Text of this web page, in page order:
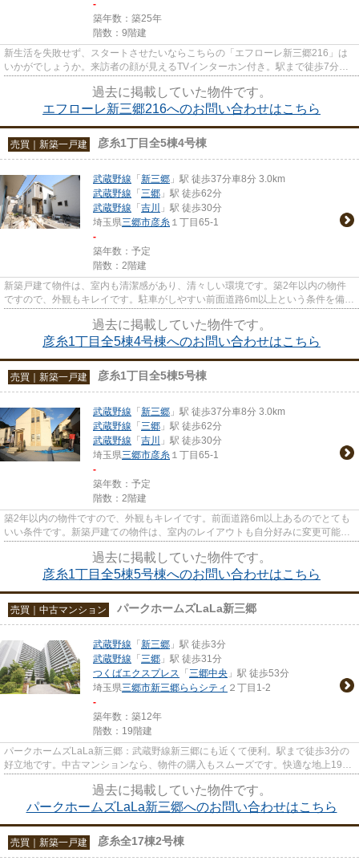
-
築年数：築25年
階数：9階建
新生活を失敗せず、スタートさせたいならこちらの「エフローレ新三郷216」は
いかがでしょうか。来訪者の顔が見えるTVインターホン付き。駅まで徒歩7分の
過去に掲載していた物件です。
エフローレ新三郷216へのお問い合わせはこちら
売買｜新築一戸建 彦糸1丁目全5棟4号棟
武蔵野線 「 新三郷 」駅 徒歩37分車8分 3.0km
武蔵野線 「 三郷 」駅 徒歩62分
武蔵野線 「 吉川
」駅 徒歩30分
埼玉県三郷市彦糸 １丁目65-1
-
築年数：予定
階数：2階建
新築戸建て物件は、室内も清潔感があり、清々しい環境です。築2年以内の物件
ですので、外観もキレイです。駐車がしやすい前面道路6m以上という条件を備え
過去に掲載していた物件です。
彦糸1丁目全5棟4号棟へのお問い合わせはこちら
売買｜新築一戸建 彦糸1丁目全5棟5号棟
武蔵野線 「 新三郷 」駅 徒歩37分車8分 3.0km
武蔵野線 「 三郷 」駅 徒歩62分
武蔵野線 「 吉川
」駅 徒歩30分
埼玉県三郷市彦糸 １丁目65-1
-
築年数：予定
階数：2階建
築2年以内の物件ですので、外観もキレイです。前面道路6m以上あるのでとても
いい条件です。新築戸建ての物件は、室内のレイアウトも自分好みに変更可能で
過去に掲載していた物件です。
彦糸1丁目全5棟5号棟へのお問い合わせはこちら
売買｜中古マンション パークホームズLaLa新三郷
武蔵野線 「 新三郷 」駅 徒歩3分
武蔵野線 「 三郷 」駅 徒歩31分
つくばエクスプレス 「 三郷中央 」駅 徒歩53分
埼玉県三郷市新三郷ららシティ ２丁目1-2
-
築年数：築12年
階数：19階建
パークホームズLaLa新三郷：武蔵野線新三郷にも近くて便利。駅まで徒歩3分の
好立地です。中古マンションなら、物件の購入もスムーズです。快適な地上19階
過去に掲載していた物件です。
パークホームズLaLa新三郷へのお問い合わせはこちら
売買｜新築一戸建 彦糸全17棟2号棟